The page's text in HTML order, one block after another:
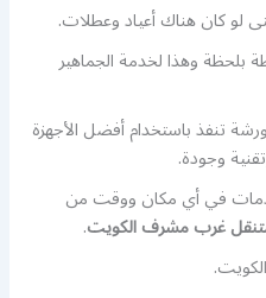
لو كان هناك أعياد وعطلات.
بلحظة وهذا لخدمة الجماهير
تنفذ باستخدام أفضل الأجهزة
وجودة.
في أي مكان ووقت من
غرب مشرف الكويت.